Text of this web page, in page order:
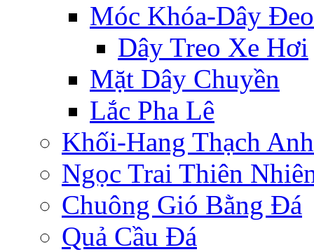
Móc Khóa-Dây Đeo
Dây Treo Xe Hơi
Mặt Dây Chuyền
Lắc Pha Lê
Khối-Hang Thạch Anh
Ngọc Trai Thiên
Chuông Gió Bằng Đá
Quả Cầu Đá